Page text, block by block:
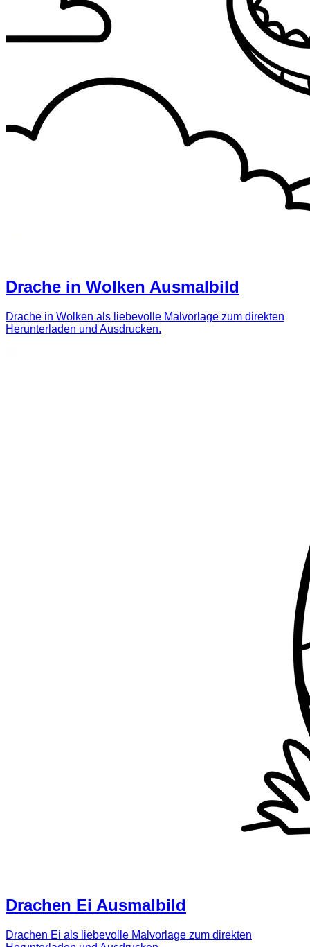
Drache in Wolken Ausmalbild
Drache in Wolken als liebevolle Malvorlage zum direkten
Herunterladen und Ausdrucken.
Drachen Ei Ausmalbild
Drachen Ei als liebevolle Malvorlage zum direkten